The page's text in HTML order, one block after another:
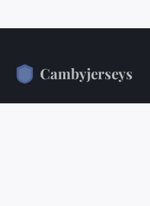
Cambyjerseys